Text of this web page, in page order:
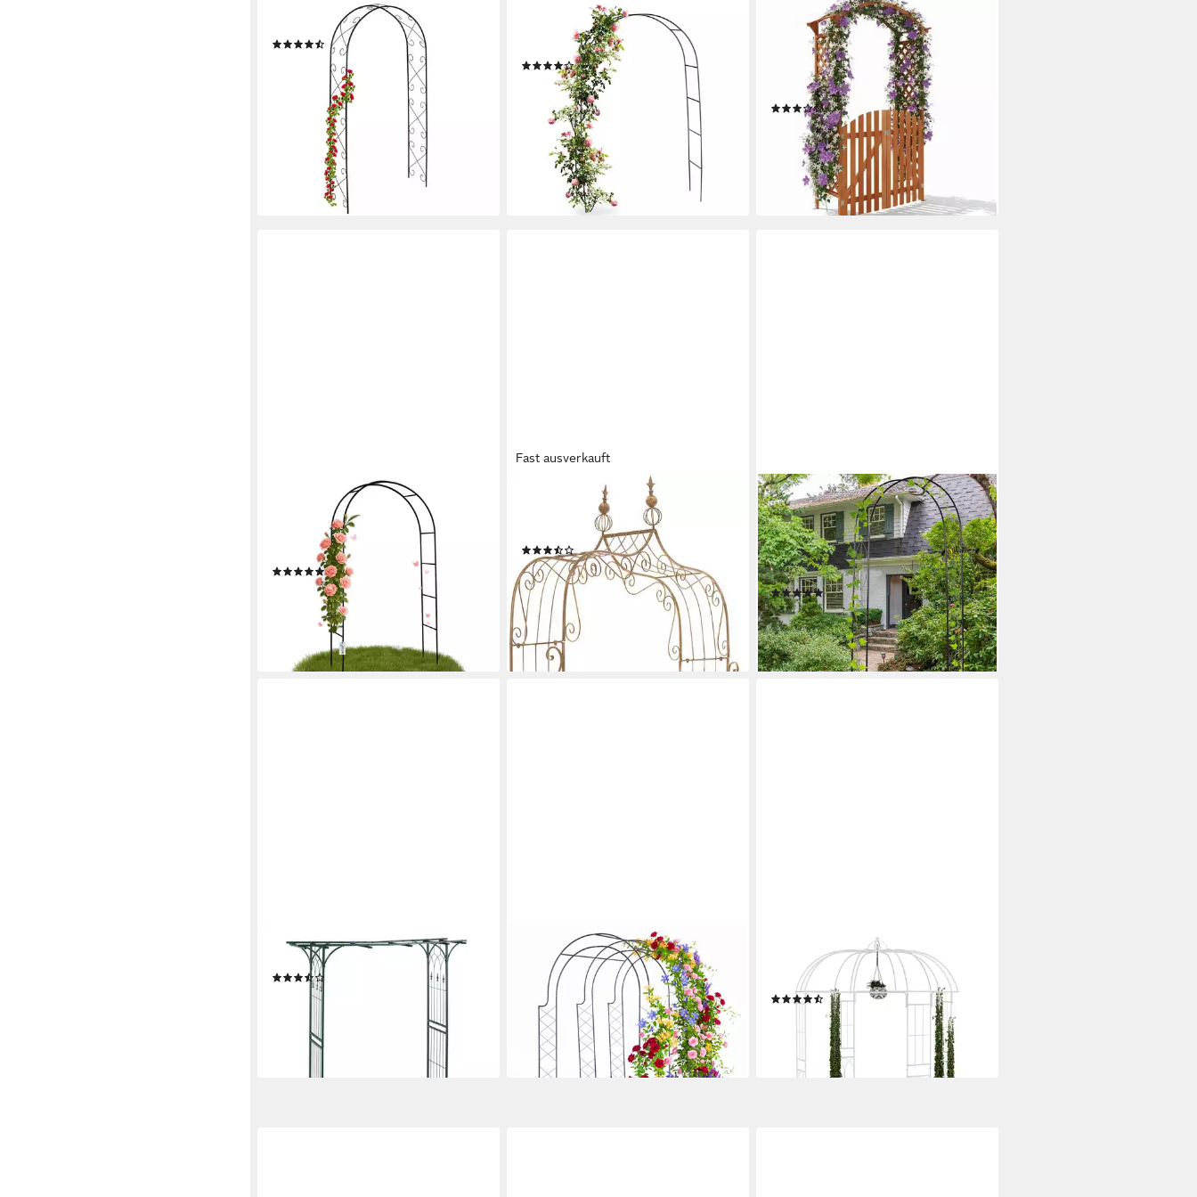
Rosenbogen aus Metall
(6)
UVP59,99 €
lieferbar - in 2-3 Werktagen bei dir
Rosenbogen Torbogen Rankhilfe aus
Metall 240 cm
(74)
16,99 € UVP39,99 €
lieferbar - in 2-3 Werktagen bei dir
Rosenbogen Rosenbogen mit Tür
Spalier Rankgitter Torbogen
Rankhilfe Rankgestell Stück,
Rosenbogen, Edelstahl-Scharniere
(14)
106,80 € UVP179,90 €
lieferbar - in 2-3 Werktagen bei dir
Rosenbogen Bituxx Rosenbogen /
Kletterhilfe 240 cm, MS-19556,
Stabil, wetterfest und langlebig
(2)
14,90 € UVP24,90 €
lieferbar - in 2-3 Werktagen bei dir
Fast ausverkauft
Rosenbogen Aurora, 1 St., 1er, aus
beschichtetem Eisen
(3)
169,90 € UVP234,90 €
-28%
lieferbar - in 2-3 Werktagen bei dir
OUTSUNNY
Rosenbogen Pflanzbogen, Rankhilfe,
Garten, Bogendach Rankbogen, 1 St.,
Gartenbogen, Dekorativ und vielseitig
einsetzbar
(5)
35,99 € UVP82,90 €
-57%
lieferbar - in 2-3 Werktagen bei dir
RELAXDAYS
Rosenbogen Metall eckig
79,99 € UVP
lieferbar - in 2-3 Werktagen bei dir
RELAXDAYS
Rosenbogen mit 3 Böge
69,99 €
UVP 149,99 €
-53%
lieferbar - in 2-3 Werktagen bei dir
Rosenbogen Rosenpavillon Metall,
weiß
(5)
UVP
lieferbar - in 2-3 Werktagen bei dir